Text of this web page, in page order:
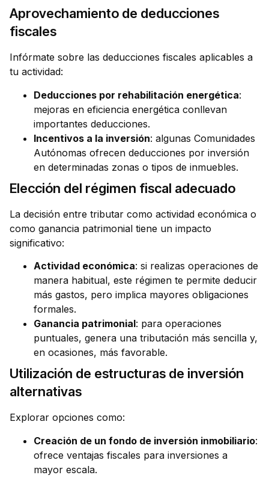
Aprovechamiento de deducciones
fiscales
Infórmate sobre las deducciones fiscales aplicables a
tu actividad:
Deducciones por rehabilitación energética:
mejoras en eficiencia energética conllevan
importantes deducciones.
Incentivos a la inversión: algunas Comunidades
Autónomas ofrecen deducciones por inversión
en determinadas zonas o tipos de inmuebles.
Elección del régimen fiscal adecuado
La decisión entre tributar como actividad económica o
como ganancia patrimonial tiene un impacto
significativo:
Actividad económica: si realizas operaciones de
manera habitual, este régimen te permite deducir
más gastos, pero implica mayores obligaciones
formales.
Ganancia patrimonial: para operaciones
puntuales, genera una tributación más sencilla y,
en ocasiones, más favorable.
Utilización de estructuras de inversión
alternativas
Explorar opciones como:
Creación de un fondo de inversión inmobiliario:
ofrece ventajas fiscales para inversiones a
mayor escala.